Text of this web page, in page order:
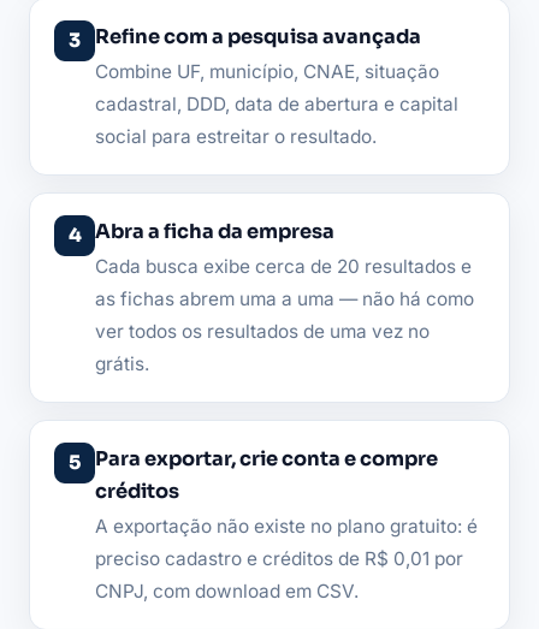
Refine com a pesquisa avançada
Combine UF, município, CNAE, situação
cadastral, DDD, data de abertura e capital
social para estreitar o resultado.
Abra a ficha da empresa
Cada busca exibe cerca de 20 resultados e
as fichas abrem uma a uma — não há como
ver todos os resultados de uma vez no
grátis.
Para exportar, crie conta e compre
créditos
A exportação não existe no plano gratuito: é
preciso cadastro e créditos de R$ 0,01 por
CNPJ, com download em CSV.